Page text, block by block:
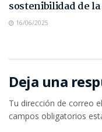
sostenibilidad de
16/06/2025
Deja una
Tu dirección de correo
campos obligatorios